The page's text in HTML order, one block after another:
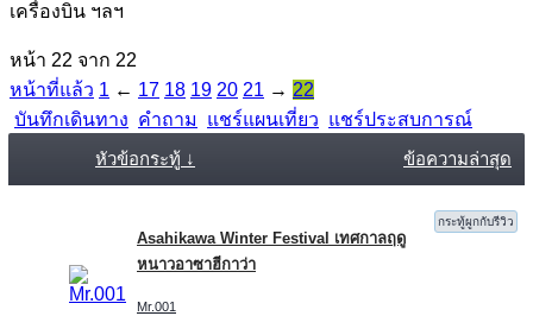
เครื่องบิน ฯลฯ
หน้า 22 จาก 22
หน้าที่แล้ว 1 ← 17 18 19 20 21 → 22
บันทึกเดินทาง คำถาม แชร์แผนเที่ยว แชร์ประสบการณ์
หัวข้อกระทู้ ↓
ข้อความล่าสุด
กระทู้ผูกกับรีวิว
Asahikawa Winter Festival เทศกาลฤดู
หนาวอาซาฮีกาว่า
Mr.001